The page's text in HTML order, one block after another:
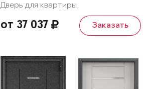
Дверь для квартиры
от 37 037 Заказать